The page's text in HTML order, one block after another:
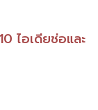
ไอเดียช่อและ